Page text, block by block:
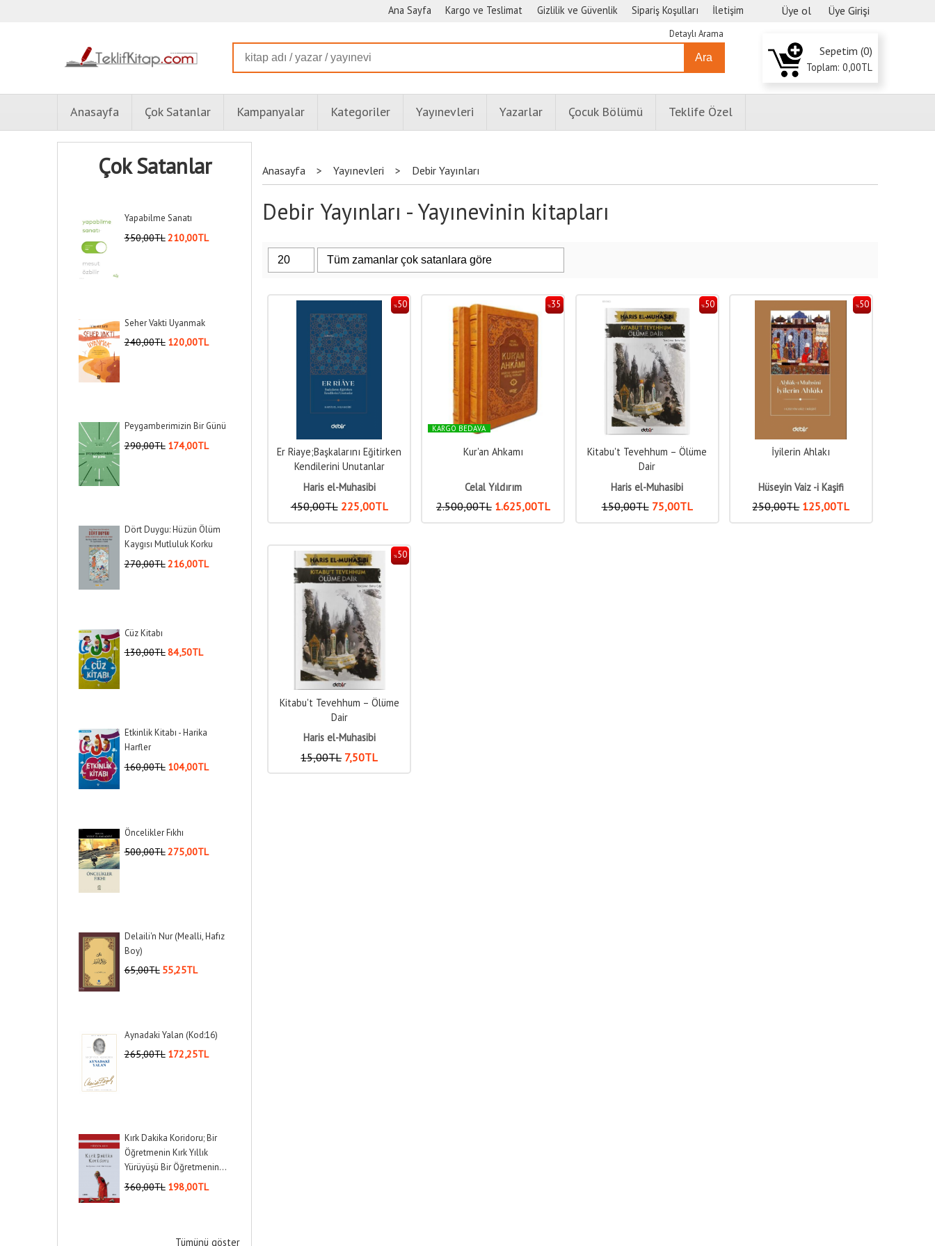
Üye ol Üye Girişi
Ana Sayfa Kargo ve Teslimat Gizlilik ve Güvenlik Sipariş Koşulları İletişim
Ara
Detaylı Arama
Sepetim (0)
Toplam: 0 ,00TL
Anasayfa Çok Satanlar Kampanyalar Kategoriler Yayınevleri Yazarlar Çocuk Bölümü Teklife Özel
Çok Satanlar
Yapabilme Sanatı
350,00TL210,00TL
Seher Vakti Uyanmak
240,00TL 120,00TL
Peygamberimizin Bir Günü
290,00TL 174,00TL
Dört Duygu: Hüzün Ölüm
Kaygısı Mutluluk Korku
270,00TL216,00TL
Cüz Kitabı
130,00TL84,50TL
Etkinlik Kitabı - Harika
Harfler
160,00TL 104,00TL
Öncelikler Fıkhı
500,00TL275,00TL
Delaili'n Nur (Mealli, Hafız
Boy)
65,00TL 55,25TL
Aynadaki Yalan (Kod:16)
265,00TL 172,25TL
Kırk Dakika Koridoru; Bir
Öğretmenin Kırk Yıllık
Yürüyüşü Bir Öğretmenin...
360,00TL 198,00TL
Tümünü göster
Anasayfa > Yayınevleri > Debir Yayınları
Debir Yayınları - Yayınevinin kitapları
%50
Er Riaye;Başkalarını Eğitirken
Kendilerini Unutanlar
Haris el-Muhasibi
450,00TL 225,00TL
%35
KARGO BEDAVA
Kur'an Ahkamı
Celal Yıldırım
2.500,00TL 1.625,00TL
%50
Kitabu't Tevehhum – Ölüme
Dair
Haris el-Muhasibi
150,00TL 75,00TL
%50
İyilerin Ahlakı
Hüseyin Vaiz -i Kaşifi
250,00TL 125,00TL
%50
Kitabu't Tevehhum – Ölüme
Dair
Haris el-Muhasibi
15,00TL 7,50TL